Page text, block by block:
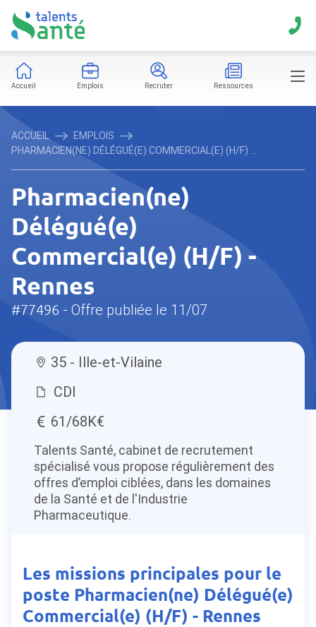
Accueil Emplois Recruter Ressources
ACCUEIL
EMPLOIS
PHARMACIEN(NE) DÉLÉGUÉ(E) COMMERCIAL(E) (H/F) ...
Pharmacien(ne)
Délégué(e)
Commercial(e) (H/F) -
Rennes
#77496 - Offre publiée le 11/07
35 - Ille-et-Vilaine
CDI
61/68K€
Talents Santé, cabinet de recrutement
spécialisé vous propose régulièrement des
offres d’emploi ciblées, dans les domaines
de la Santé et de l'Industrie
Pharmaceutique.
Les missions principales pour le
poste Pharmacien(ne) Délégué(e)
Commercial(e) (H/F) - Rennes